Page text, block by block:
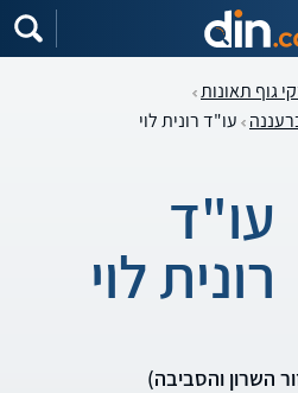
גוף תאונות
עו"ד רונית לוי
עו"ד
רונית לוי